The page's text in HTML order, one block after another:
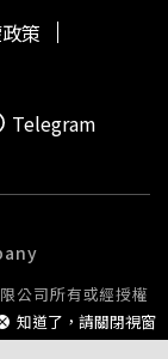
知道了，請關閉視窗
策
Telegram
公司所有或經授權
送或公開傳輸。